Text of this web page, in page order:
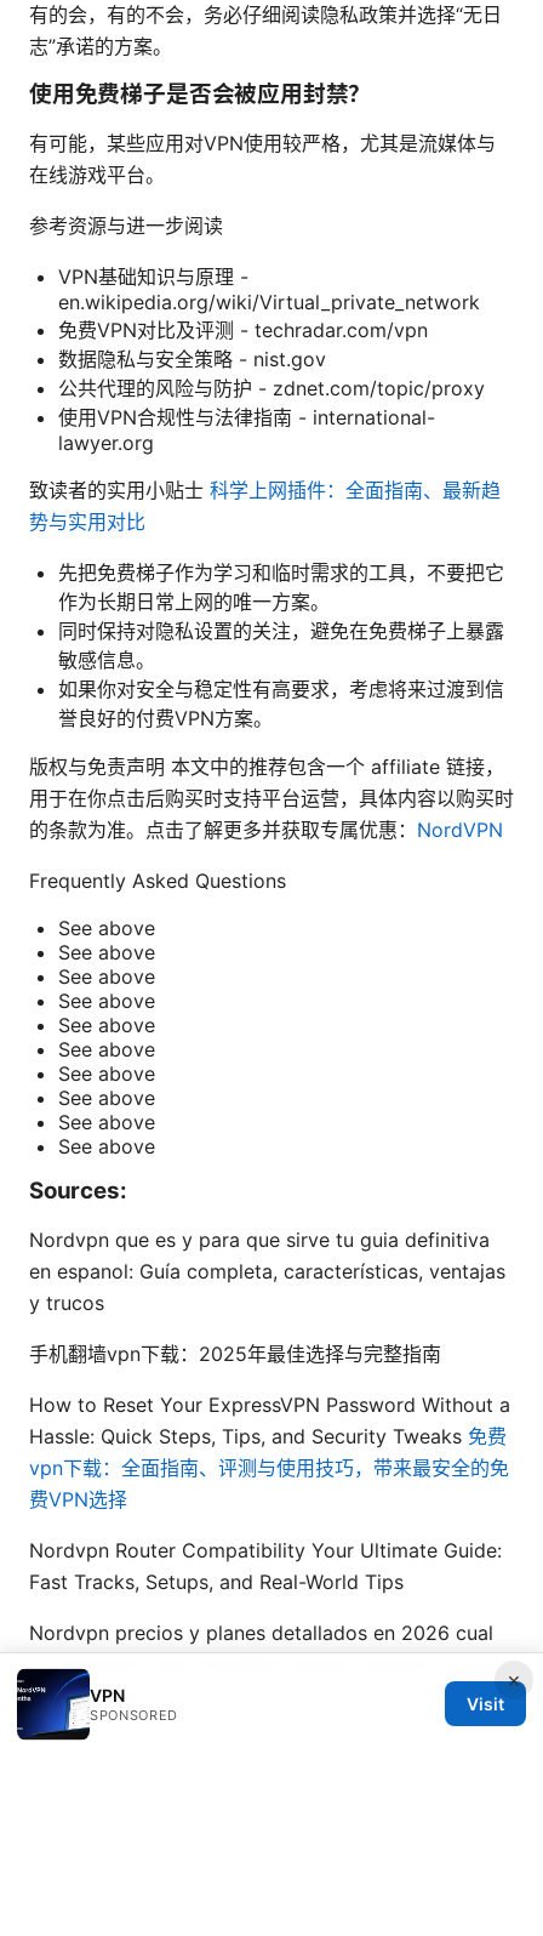
有的会，有的不会，务必仔细阅读隐私政策并选择“无日
志”承诺的方案。
使用免费梯子是否会被应用封禁？
有可能，某些应用对VPN使用较严格，尤其是流媒体与
在线游戏平台。
参考资源与进一步阅读
VPN基础知识与原理 -
en.wikipedia.org/wiki/Virtual_private_network
免费VPN对比及评测 - techradar.com/vpn
数据隐私与安全策略 - nist.gov
公共代理的风险与防护 - zdnet.com/topic/proxy
使用VPN合规性与法律指南 - international-
lawyer.org
致读者的实用小贴士 科学上网插件：全面指南、最新趋
势与实用对比
先把免费梯子作为学习和临时需求的工具，不要把它
作为长期日常上网的唯一方案。
同时保持对隐私设置的关注，避免在免费梯子上暴露
敏感信息。
如果你对安全与稳定性有高要求，考虑将来过渡到信
誉良好的付费VPN方案。
版权与免责声明 本文中的推荐包含一个 affiliate 链接，
用于在你点击后购买时支持平台运营，具体内容以购买时
的条款为准。点击了解更多并获取专属优惠： NordVPN
Frequently Asked Questions
See above
See above
See above
See above
See above
See above
See above
See above
See above
See above
Sources:
Nordvpn que es y para que sirve tu guia definitiva
en espanol: Guía completa, características, ventajas
y trucos
手机翻墙vpn下载：2025年最佳选择与完整指南
How to Reset Your ExpressVPN Password Without a
Hassle: Quick Steps, Tips, and Security Tweaks 免费
vpn下载：全面指南、评测与使用技巧，带来最安全的免
费VPN选择
Nordvpn Router Compatibility Your Ultimate Guide:
Fast Tracks, Setups, and Real-World Tips
Nordvpn precios y planes detallados en 2026 cual
te conviene: Guía completa, planes, precios y
comparativa
×
VPN
SPONSORED
Visit